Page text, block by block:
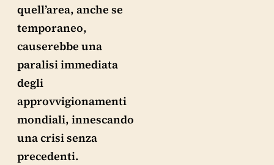
quell’area, anche se
temporaneo,
causerebbe una
paralisi immediata
degli
approvvigionamenti
mondiali, innescando
una crisi senza
precedenti.